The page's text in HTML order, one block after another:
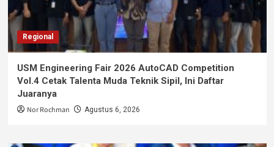
Regional
USM Engineering Fair 2026 AutoCAD Competition
Vol.4 Cetak Talenta Muda Teknik Sipil, Ini Daftar
Juaranya
Nor Rochman Agustus 6, 2026